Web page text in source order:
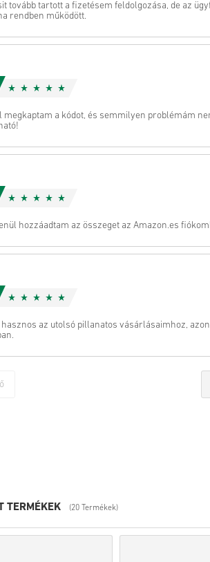
tovább tartott a fizetésem feldolgozása, de az
rendben működött.
megkaptam a kódot, és semmilyen problémám
hozzáadtam az összeget az Amazon.es
hasznos az utolsó pillanatos vásárlásaimhoz,
TERMÉKEK (20 Termékek)